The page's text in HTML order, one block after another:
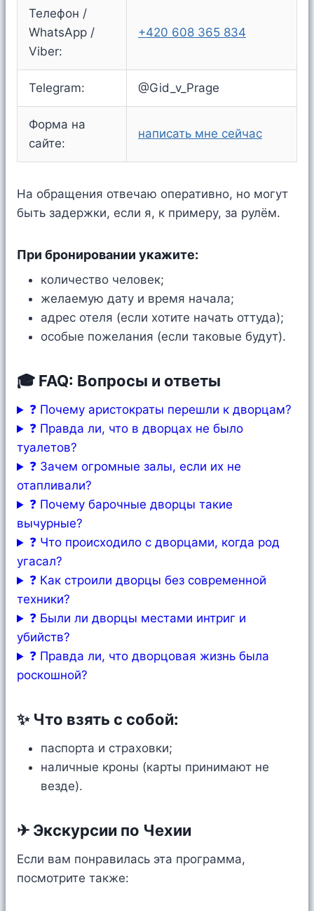
Телефон /
WhatsApp /
Viber:
+420 608 365 834
Telegram: @Gid_v_Prage
Форма на
сайте:
написать мне сейчас
На обращения отвечаю оперативно, но могут
быть задержки, если я, к примеру, за рулём.
При бронировании укажите:
количество человек;
желаемую дату и время начала;
адрес отеля (если хотите начать оттуда);
особые пожелания (если таковые будут).
🎓 FAQ: Вопросы и ответы
❓ Почему аристократы перешли к дворцам?
❓ Правда ли, что в дворцах не было
туалетов?
❓ Зачем огромные залы, если их не
отапливали?
❓ Почему барочные дворцы такие
вычурные?
❓ Что происходило с дворцами, когда род
угасал?
❓ Как строили дворцы без современной
техники?
❓ Были ли дворцы местами интриг и
убийств?
❓ Правда ли, что дворцовая жизнь была
роскошной?
✨ Что взять с собой:
паспорта и страховки;
наличные кроны (карты принимают не
везде).
✈ Экскурсии по Чехии
Если вам понравилась эта программа,
посмотрите также: